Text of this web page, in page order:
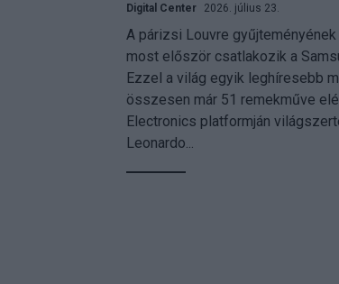
Digital Center 2026. július 23.
A párizsi Louvre
most először csatlakozik a
Ezzel a világ egyik leghíresebb
összesen már 51 remekműve
Electronics platformján
Leonardo...